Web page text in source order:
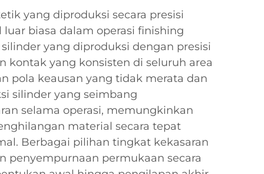
yang diproduksi secara presisi
biasa dalam operasi finishing
yang diproduksi dengan presisi
kontak yang konsisten di seluruh area
pola keausan yang tidak merata dan
silinder yang seimbang
selama operasi, memungkinkan
material secara tepat
Berbagai pilihan tingkat kekasaran
penyempurnaan permukaan secara